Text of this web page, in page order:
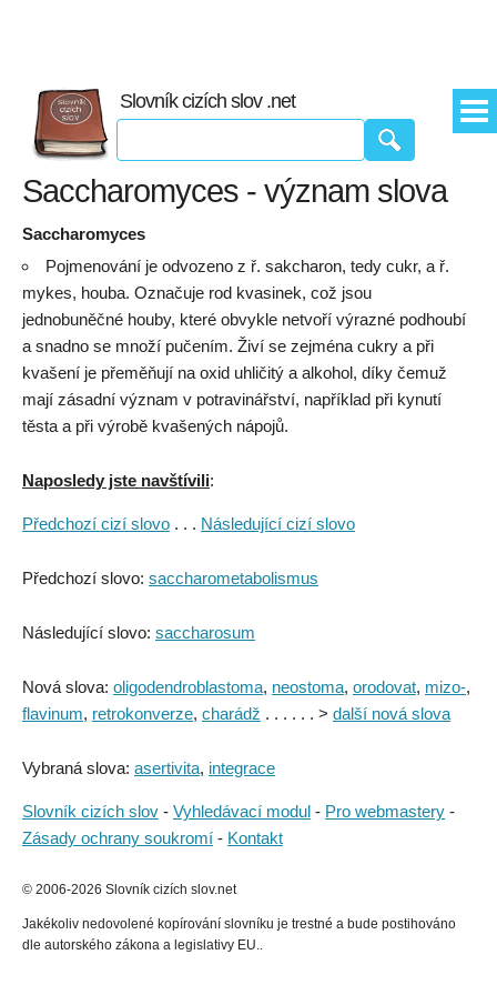
Slovník cizích slov .net
Saccharomyces - význam slova
Saccharomyces
Pojmenování je odvozeno z ř. sakcharon, tedy cukr, a ř.
mykes, houba. Označuje rod kvasinek, což jsou
jednobuněčné houby, které obvykle netvoří výrazné podhoubí
a snadno se množí pučením. Živí se zejména cukry a při
kvašení je přeměňují na oxid uhličitý a alkohol, díky čemuž
mají zásadní význam v potravinářství, například při kynutí
těsta a při výrobě kvašených nápojů.
Naposledy jste navštívili:
Předchozí cizí slovo . . . Následující cizí slovo
Předchozí slovo: saccharometabolismus
Následující slovo: saccharosum
Nová slova: oligodendroblastoma, neostoma, orodovat, mizo-,
flavinum, retrokonverze, charádž . . . . . . > další nová slova
Vybraná slova: asertivita, integrace
Slovník cizích slov - Vyhledávací modul - Pro webmastery -
Zásady ochrany soukromí - Kontakt
© 2006-2026 Slovník cizích slov.net
Jakékoliv nedovolené kopírování slovníku je trestné a bude postihováno
dle autorského zákona a legislativy EU..